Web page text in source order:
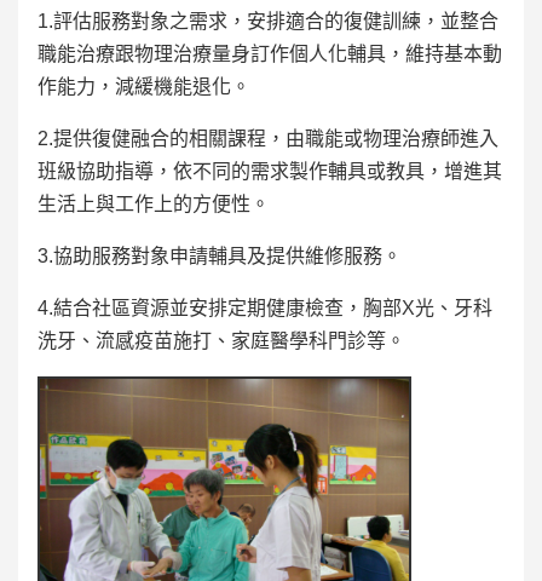
1.評估服務對象之需求，安排適合的復健訓練，並整合
職能治療跟物理治療量身訂作個人化輔具，維持基本動
作能力，減緩機能退化。
2.提供復健融合的相關課程，由職能或物理治療師進入
班級協助指導，依不同的需求製作輔具或教具，增進其
生活上與工作上的方便性。
3.協助服務對象申請輔具及提供維修服務。
4.結合社區資源並安排定期健康檢查，胸部X光、牙科
洗牙、流感疫苗施打、家庭醫學科門診等。